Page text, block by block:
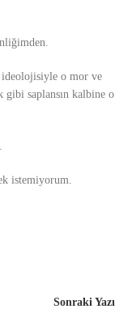
ideolojisiyle o mor ve
gibi saplansın kalbine o
istemiyorum.
Sonraki Yazı